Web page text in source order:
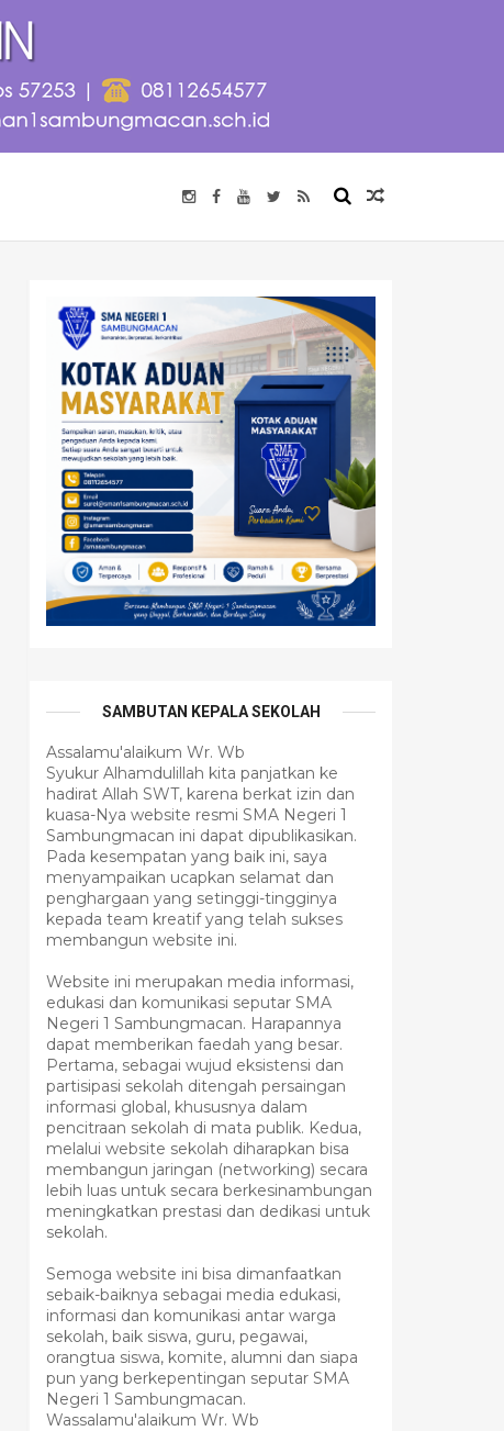
SAMBUTAN KEPALA SEKOLAH
Assalamu'alaikum Wr. Wb
Syukur Alhamdulillah kita panjatkan ke
hadirat Allah SWT, karena berkat izin dan
kuasa-Nya website resmi SMA Negeri 1
Sambungmacan ini dapat dipublikasikan.
Pada kesempatan yang baik ini, saya
menyampaikan ucapkan selamat dan
penghargaan yang setinggi-tingginya
kepada team kreatif yang telah sukses
membangun website ini.
Website ini merupakan media informasi,
edukasi dan komunikasi seputar SMA
Negeri 1 Sambungmacan. Harapannya
dapat memberikan faedah yang besar.
Pertama, sebagai wujud eksistensi dan
partisipasi sekolah ditengah persaingan
informasi global, khususnya dalam
pencitraan sekolah di mata publik. Kedua,
melalui website sekolah diharapkan bisa
membangun jaringan (networking) secara
lebih luas untuk secara berkesinambungan
meningkatkan prestasi dan dedikasi untuk
sekolah.
Semoga website ini bisa dimanfaatkan
sebaik-baiknya sebagai media edukasi,
informasi dan komunikasi antar warga
sekolah, baik siswa, guru, pegawai,
orangtua siswa, komite, alumni dan siapa
pun yang berkepentingan seputar SMA
Negeri 1 Sambungmacan.
Wassalamu'alaikum Wr. Wb